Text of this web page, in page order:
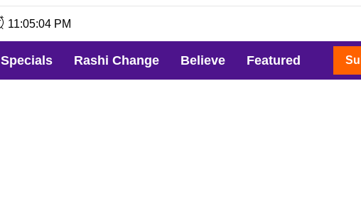
11:05:05 PM
Specials Rashi Change Believe Featured